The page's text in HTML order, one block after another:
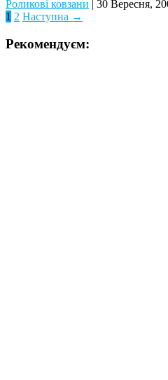
Роликові ковзани 30 Вересня,
1 2 Наступна →
Рекомендуєм: